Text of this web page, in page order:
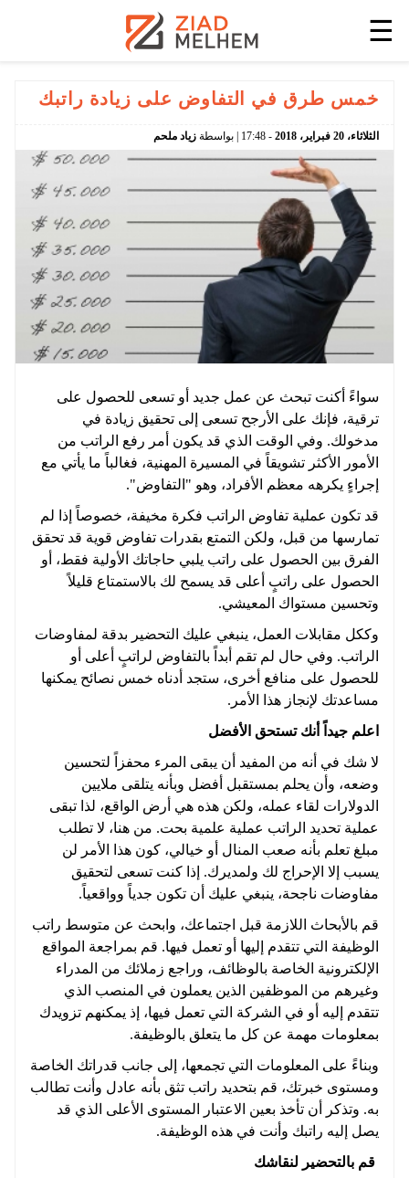
☰
خمس طرق في التفاوض على زيادة راتبك
الثلاثاء، 20 فبراير، 2018
-
17:48 | بواسطة زياد ملحم
سواءً أكنت تبحث عن عمل جديد أو تسعى للحصول على
ترقية، فإنك على الأرجح تسعى إلى تحقيق زيادة في
مدخولك. وفي الوقت الذي قد يكون أمر رفع الراتب من
الأمور الأكثر تشويقاً في المسيرة المهنية، فغالباً ما يأتي مع
إجراءٍ يكرهه معظم الأفراد، وهو "التفاوض".
قد تكون عملية تفاوض الراتب فكرة مخيفة، خصوصاً إذا لم
تمارسها من قبل، ولكن التمتع بقدرات تفاوض قوية قد تحقق
الفرق بين الحصول على راتب يلبي حاجاتك الأولية فقط، أو
الحصول على راتبٍ أعلى قد يسمح لك بالاستمتاع قليلاً
وتحسين مستواك المعيشي.
وككل مقابلات العمل، ينبغي عليك التحضير بدقة لمفاوضات
الراتب. وفي حال لم تقم أبداً بالتفاوض لراتبٍ أعلى أو
للحصول على منافع أخرى، ستجد أدناه خمس نصائح يمكنها
مساعدتك لإنجاز هذا الأمر.
اعلم جيداً أنك تستحق الأفضل
لا شك في أنه من المفيد أن يبقى المرء محفزاً لتحسين
وضعه، وأن يحلم بمستقبل أفضل وبأنه يتلقى ملايين
الدولارات لقاء عمله، ولكن هذه هي أرض الواقع، لذا تبقى
عملية تحديد الراتب عملية علمية بحت. من هنا، لا تطلب
مبلغ تعلم بأنه صعب المنال أو خيالي، كون هذا الأمر لن
يسبب إلا الإحراج لك ولمديرك. إذا كنت تسعى لتحقيق
مفاوضات ناجحة، ينبغي عليك أن تكون جدياً وواقعياً.
قم بالأبحاث اللازمة قبل اجتماعك، وابحث عن متوسط راتب
الوظيفة التي تتقدم إليها أو تعمل فيها. قم بمراجعة المواقع
الإلكترونية الخاصة بالوظائف، وراجع زملائك من المدراء
وغيرهم من الموظفين الذين يعملون في المنصب الذي
تتقدم إليه أو في الشركة التي تعمل فيها، إذ يمكنهم تزويدك
بمعلومات مهمة عن كل ما يتعلق بالوظيفة.
وبناءً على المعلومات التي تجمعها، إلى جانب قدراتك الخاصة
ومستوى خبرتك، قم بتحديد راتب تثق بأنه عادل وأنت تطالب
به. وتذكر أن تأخذ بعين الاعتبار المستوى الأعلى الذي قد
يصل إليه راتبك وأنت في هذه الوظيفة.
قم بالتحضير لنقاشك